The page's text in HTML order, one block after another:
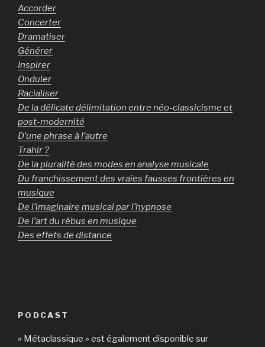
Accorder
Concerter
Dramatiser
Générer
Inspirer
Onduler
Racialiser
De la délicate délimitation entre néo-classicisme et
post-modernité
D’une phrase à l’autre
Trahir ?
De la pluralité des modes en analyse musicale
Du franchissement des vraies fausses frontières en
musique
De l’imaginaire musical par l’hypnose
De l’art du rébus en musique
Des effets de distance
PODCAST
« Métaclassique » est également disponible sur